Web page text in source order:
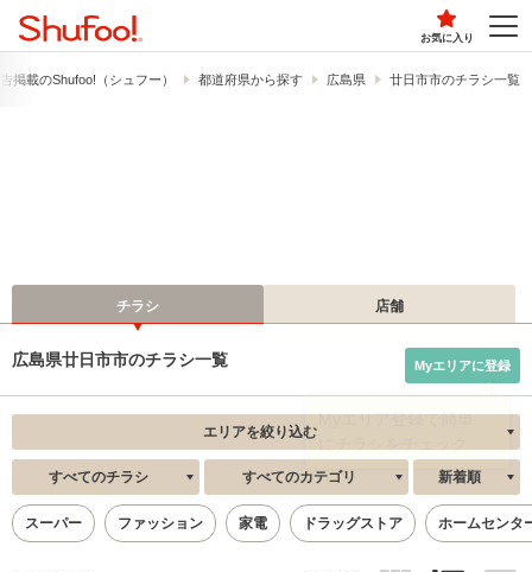
お気に入り
掲載の​Shufoo!​（シュフー） 都道府県から探す 広島県 廿日市市のチラシ一覧
チラシ 店舗
広島県廿日市市のチラシ一覧 Myエリアに登録
エリアを絞り込む
すべてのチラシ すべてのカテゴリ 新着順
スーパー ファッション 家電 ドラッグストア ホームセンタ